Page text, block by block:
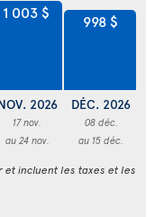
1 003 $
2026
17 nov.
au 24 nov.
998 $
DÉC. 2026
08 déc.
au 15 déc.
incluent les taxes et les